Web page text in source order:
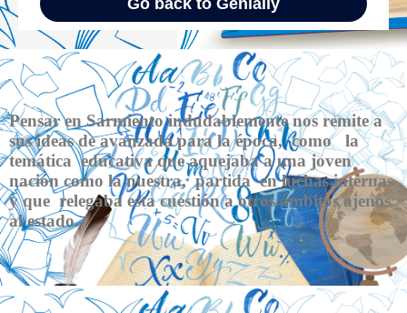
Pensar en Sarmiento indudablemente nos remite a
sus ideas de avanzada para la época, como la
temática educativa que aquejaba a una joven
nación como la nuestra, partida en luchas internas
y que relegaba esta cuestión a otros ámbitos ajenos
al estado.